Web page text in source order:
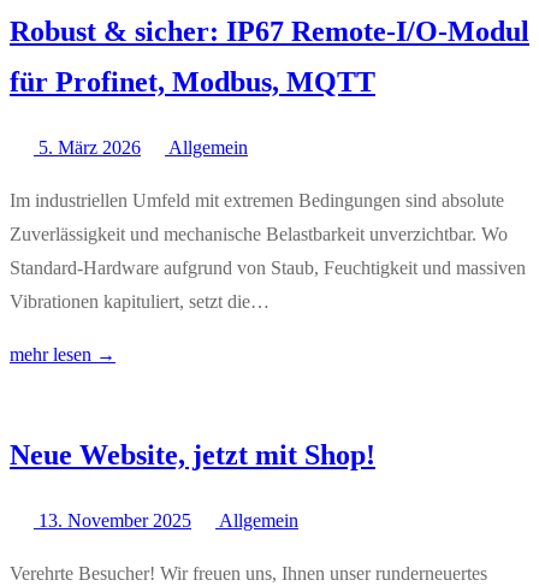
Robust & sicher: IP67 Remote-I/O-Modul
für Profinet, Modbus, MQTT
5. März 2026 Allgemein
Im industriellen Umfeld mit extremen Bedingungen sind absolute
Zuverlässigkeit und mechanische Belastbarkeit unverzichtbar. Wo
Standard-Hardware aufgrund von Staub, Feuchtigkeit und massiven
Vibrationen kapituliert, setzt die…
mehr lesen →
Neue Website, jetzt mit Shop!
13. November 2025 Allgemein
Verehrte Besucher! Wir freuen uns, Ihnen unser runderneuertes